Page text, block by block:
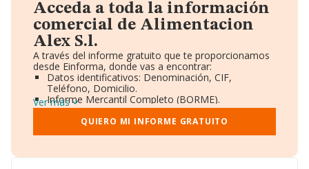
Acceda a toda la información
comercial de Alimentacion
Alex S.l.
A través del informe gratuito que te proporcionamos
desde Einforma, donde vas a encontrar:
Datos identificativos: Denominación, CIF,
Teléfono, Domicilio.
Informe Mercantil Completo (BORME).
Gráficos de Evolución Ventas y Empleados.
Consejo de Administración y Administradores.
Directivos y Ejecutivos.
Ver más
QUIERO MI INFORME GRATUITO